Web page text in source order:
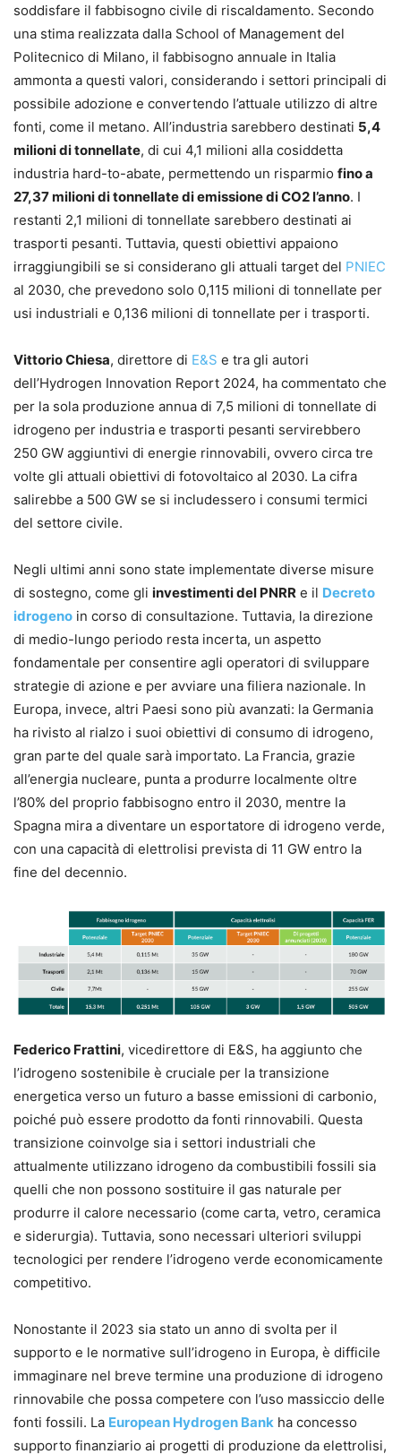
soddisfare il fabbisogno civile di riscaldamento. Secondo
una stima realizzata dalla School of Management del
Politecnico di Milano, il fabbisogno annuale in Italia
ammonta a questi valori, considerando i settori principali di
possibile adozione e convertendo l’attuale utilizzo di altre
fonti, come il metano. All’industria sarebbero destinati 5,4
milioni di tonnellate, di cui 4,1 milioni alla cosiddetta
industria hard-to-abate, permettendo un risparmio fino a
27,37 milioni di tonnellate di emissione di CO2 l’anno. I
restanti 2,1 milioni di tonnellate sarebbero destinati ai
trasporti pesanti. Tuttavia, questi obiettivi appaiono
irraggiungibili se si considerano gli attuali target del PNIEC
al 2030, che prevedono solo 0,115 milioni di tonnellate per
usi industriali e 0,136 milioni di tonnellate per i trasporti.
Vittorio Chiesa, direttore di E&S e tra gli autori
dell’Hydrogen Innovation Report 2024, ha commentato che
per la sola produzione annua di 7,5 milioni di tonnellate di
idrogeno per industria e trasporti pesanti servirebbero
250 GW aggiuntivi di energie rinnovabili, ovvero circa tre
volte gli attuali obiettivi di fotovoltaico al 2030. La cifra
salirebbe a 500 GW se si includessero i consumi termici
del settore civile.
Negli ultimi anni sono state implementate diverse misure
di sostegno, come gli investimenti del PNRR e il Decreto
idrogeno in corso di consultazione. Tuttavia, la direzione
di medio-lungo periodo resta incerta, un aspetto
fondamentale per consentire agli operatori di sviluppare
strategie di azione e per avviare una filiera nazionale. In
Europa, invece, altri Paesi sono più avanzati: la Germania
ha rivisto al rialzo i suoi obiettivi di consumo di idrogeno,
gran parte del quale sarà importato. La Francia, grazie
all’energia nucleare, punta a produrre localmente oltre
l’80% del proprio fabbisogno entro il 2030, mentre la
Spagna mira a diventare un esportatore di idrogeno verde,
con una capacità di elettrolisi prevista di 11 GW entro la
fine del decennio.
Federico Frattini, vicedirettore di E&S, ha aggiunto che
l’idrogeno sostenibile è cruciale per la transizione
energetica verso un futuro a basse emissioni di carbonio,
poiché può essere prodotto da fonti rinnovabili. Questa
transizione coinvolge sia i settori industriali che
attualmente utilizzano idrogeno da combustibili fossili sia
quelli che non possono sostituire il gas naturale per
produrre il calore necessario (come carta, vetro, ceramica
e siderurgia). Tuttavia, sono necessari ulteriori sviluppi
tecnologici per rendere l’idrogeno verde economicamente
competitivo.
Nonostante il 2023 sia stato un anno di svolta per il
supporto e le normative sull’idrogeno in Europa, è difficile
immaginare nel breve termine una produzione di idrogeno
rinnovabile che possa competere con l’uso massiccio delle
fonti fossili. La European Hydrogen Bank ha concesso
supporto finanziario ai progetti di produzione da elettrolisi,